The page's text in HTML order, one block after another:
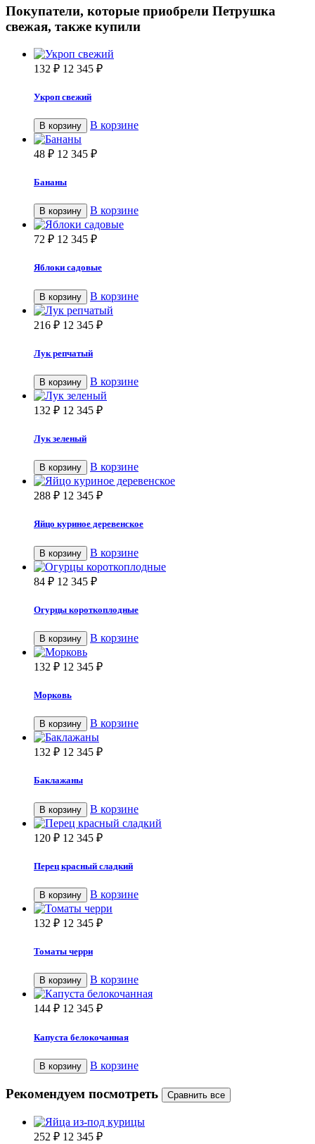
Покупатели, которые приобрели Петрушка
свежая, также купили
132 ₽ 12 345 ₽
Укроп свежий
В корзину В корзине
48 ₽ 12 345 ₽
Бананы
В корзину В корзине
72 ₽ 12 345 ₽
Яблоки садовые
В корзину В корзине
216 ₽ 12 345 ₽
Лук репчатый
В корзину В корзине
132 ₽ 12 345 ₽
Лук зеленый
В корзину В корзине
288 ₽ 12 345 ₽
Яйцо куриное деревенское
В корзину В корзине
84 ₽ 12 345 ₽
Огурцы короткоплодные
В корзину В корзине
132 ₽ 12 345 ₽
Морковь
В корзину В корзине
132 ₽ 12 345 ₽
Баклажаны
В корзину В корзине
120 ₽ 12 345 ₽
Перец красный сладкий
В корзину В корзине
132 ₽ 12 345 ₽
Томаты черри
В корзину В корзине
144 ₽ 12 345 ₽
Капуста белокочанная
В корзину В корзине
Рекомендуем посмотреть
252 ₽ 12 345 ₽